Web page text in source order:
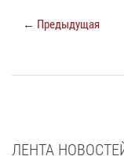
← Предыдущая
ЛЕНТА